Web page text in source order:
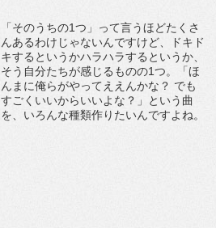
「そのうちの1つ」って言うほどたくさ
んあるわけじゃないんですけど、ドキド
キするというかハラハラするというか、
そう自分たちが感じるものの1つ。「ほ
んまに俺らがやってええんかな？ でも
すごくいいからいいよな？」という曲
を、いろんな種類作りたいんですよね。